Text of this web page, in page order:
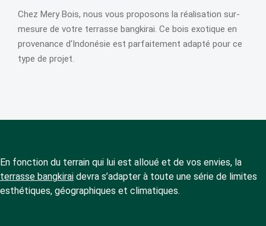
Chez Mery Bois, nous vous proposons la réalisation sur-
mesure de votre terrasse bangkirai. Ce bois exotique en
provenance d'Indonésie est parfaitement adapté pour ce
type de projet.
En fonction du terrain qui lui est alloué et de vos envies, la
terrasse bangkirai devra s’adapter à toute une série de limites
esthétiques, géographiques et climatiques.